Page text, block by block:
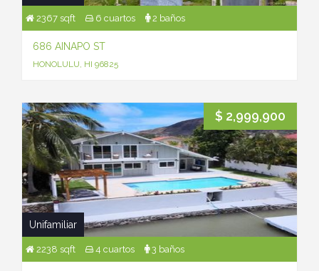
2367 sqft 6 cuartos 2 baños
686 AINAPO ST
HONOLULU, HI 96825
$ 2,999,900
Unifamiliar
2238 sqft 4 cuartos 3 baños